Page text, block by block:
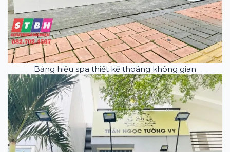
Bảng hiệu spa thiết kế thoáng không gian